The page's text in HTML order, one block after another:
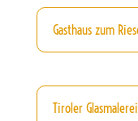
Gasthaus zum
Tiroler